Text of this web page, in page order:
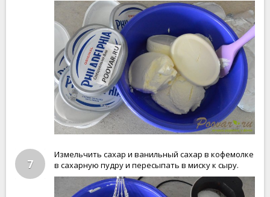
7
Измельчить сахар и ванильный сахар в кофемолке
в сахарную пудру и пересыпать в миску к сыру.